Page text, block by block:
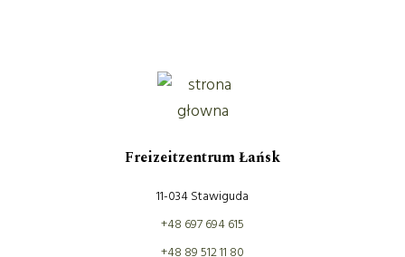
Freizeitzentrum Łańsk
11-034 Stawiguda
+48 697 694 615
+48 89 512 11 80